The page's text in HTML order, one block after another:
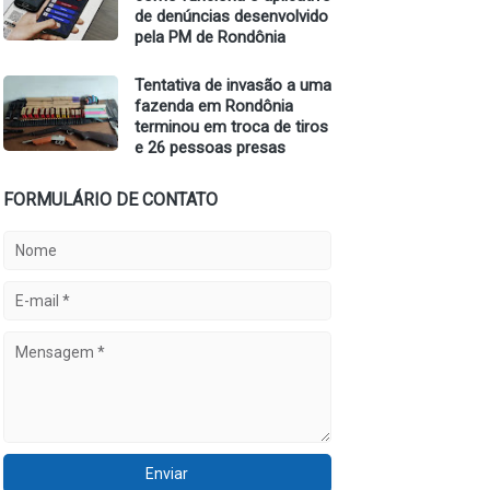
de denúncias desenvolvido
pela PM de Rondônia
Tentativa de invasão a uma
fazenda em Rondônia
terminou em troca de tiros
e 26 pessoas presas
FORMULÁRIO DE CONTATO